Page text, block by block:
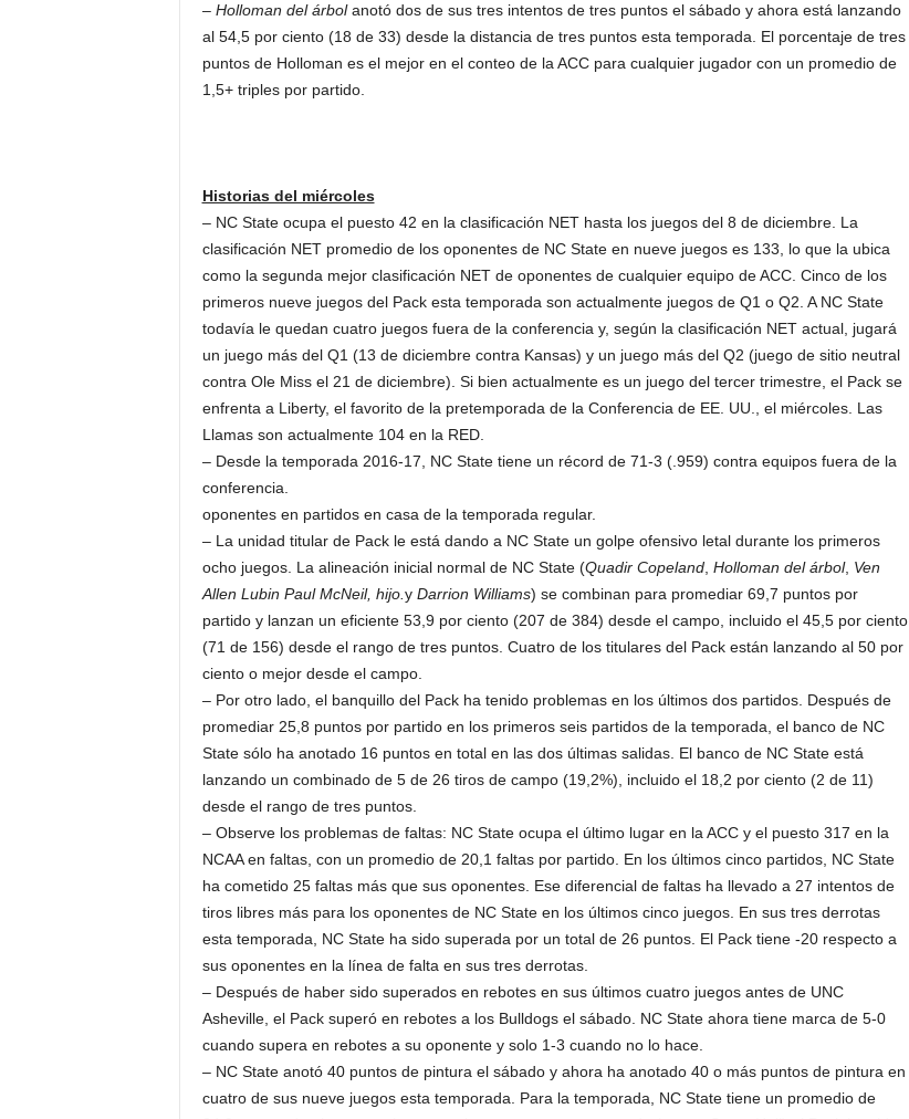
– Holloman del árbolanotó dos de sus tres intentos de tres puntos el sábado y ahora está lanzando
al 54,5 por ciento (18 de 33) desde la distancia de tres puntos esta temporada. El porcentaje de tres
puntos de Holloman es el mejor en el conteo de la ACC para cualquier jugador con un promedio de
1,5+ triples por partido.
Historias del miércoles
– NC State ocupa el puesto 42 en la clasificación NET hasta los juegos del 8 de diciembre. La
clasificación NET promedio de los oponentes de NC State en nueve juegos es 133, lo que la ubica
como la segunda mejor clasificación NET de oponentes de cualquier equipo de ACC. Cinco de los
primeros nueve juegos del Pack esta temporada son actualmente juegos de Q1 o Q2. A NC State
todavía le quedan cuatro juegos fuera de la conferencia y, según la clasificación NET actual, jugará
un juego más del Q1 (13 de diciembre contra Kansas) y un juego más del Q2 (juego de sitio neutral
contra Ole Miss el 21 de diciembre). Si bien actualmente es un juego del tercer trimestre, el Pack se
enfrenta a Liberty, el favorito de la pretemporada de la Conferencia de EE. UU., el miércoles. Las
Llamas son actualmente 104 en la RED.
– Desde la temporada 2016-17, NC State tiene un récord de 71-3 (.959) contra equipos fuera de la
conferencia.
oponentes en partidos en casa de la temporada regular.
– La unidad titular de Pack le está dando a NC State un golpe ofensivo letal durante los primeros
ocho juegos. La alineación inicial normal de NC State (Quadir Copeland, Holloman del árbol, Ven
Allen Lubin Paul McNeil, hijo. y Darrion Williams) se combinan para promediar 69,7 puntos por
partido y lanzan un eficiente 53,9 por ciento (207 de 384) desde el campo, incluido el 45,5 por ciento
(71 de 156) desde el rango de tres puntos. Cuatro de los titulares del Pack están lanzando al 50 por
ciento o mejor desde el campo.
– Por otro lado, el banquillo del Pack ha tenido problemas en los últimos dos partidos. Después de
promediar 25,8 puntos por partido en los primeros seis partidos de la temporada, el banco de NC
State sólo ha anotado 16 puntos en total en las dos últimas salidas. El banco de NC State está
lanzando un combinado de 5 de 26 tiros de campo (19,2%), incluido el 18,2 por ciento (2 de 11)
desde el rango de tres puntos.
– Observe los problemas de faltas: NC State ocupa el último lugar en la ACC y el puesto 317 en la
NCAA en faltas, con un promedio de 20,1 faltas por partido. En los últimos cinco partidos, NC State
ha cometido 25 faltas más que sus oponentes. Ese diferencial de faltas ha llevado a 27 intentos de
tiros libres más para los oponentes de NC State en los últimos cinco juegos. En sus tres derrotas
esta temporada, NC State ha sido superada por un total de 26 puntos. El Pack tiene -20 respecto a
sus oponentes en la línea de falta en sus tres derrotas.
– Después de haber sido superados en rebotes en sus últimos cuatro juegos antes de UNC
Asheville, el Pack superó en rebotes a los Bulldogs el sábado. NC State ahora tiene marca de 5-0
cuando supera en rebotes a su oponente y solo 1-3 cuando no lo hace.
– NC State anotó 40 puntos de pintura el sábado y ahora ha anotado 40 o más puntos de pintura en
cuatro de sus nueve juegos esta temporada. Para la temporada, NC State tiene un promedio de